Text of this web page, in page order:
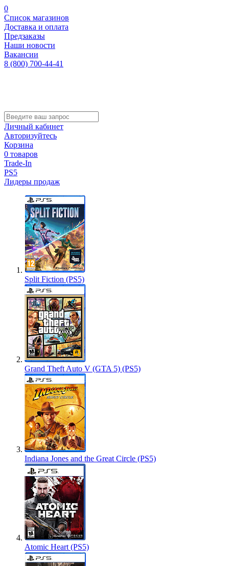
0
Список магазинов
Доставка и оплата
Предзаказы
Наши новости
Вакансии
8 (800) 700-44-41
Личный кабинет
Авторизуйтесь
Корзина
0 товаров
Trade-In
PS5
Лидеры продаж
Split Fiction (PS5)
Grand Theft Auto V (GTA 5) (PS5)
Indiana Jones and the Great Circle (PS5)
Atomic Heart (PS5)